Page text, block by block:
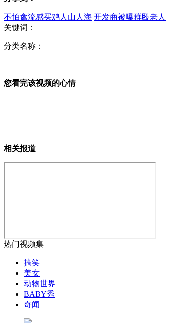
因自闭症沟通失误 男子被医生拔光牙齿
抗8级地震安居房被吹倒 镇政府强迫居民搬入
女孩北京地铁殴打老人 痛下狠手拳打脚踢
无痛分娩是否安全 医生回应
不怕禽流感买鸡人山人海 开发商被曝群殴老人
关键词：
分类名称：
您看完该视频的心情
相关报道
热门视频集
搞笑
美女
动物世界
BABY秀
奇闻